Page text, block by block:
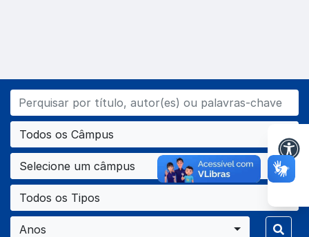
Todos os Câmpus
Selecione um câmpus
Todos os Tipos
Anos